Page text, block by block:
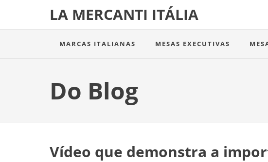
LA MERCANTI ITÁLIA
MARCAS ITALIANAS MESAS EXECUTIVAS
Do Blog
Vídeo que demonstra a